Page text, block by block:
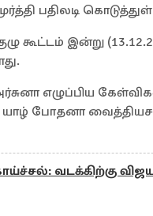
பதிலடி
கூட்டம் இன்று
எழுப்பிய
போதனா
வடக்கிற்கு